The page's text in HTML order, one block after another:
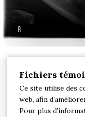
Clinique dentaire M
Les
Fichiers
Ce site utilise des
web, afin
Pour plus